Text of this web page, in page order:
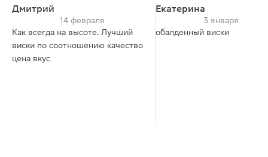
Дмитрий
14 февраля
Как всегда на высоте. Лучший
виски по соотношению качество
цена вкус
Екатерина
3 января
обалденный виски